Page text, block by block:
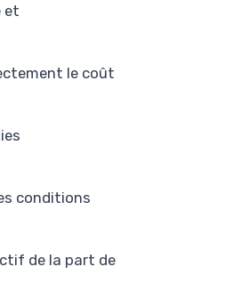
et
le coût
conditions
de la part de